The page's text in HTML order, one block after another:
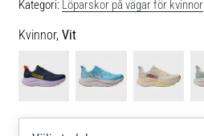
Kategori: Löparskor på vägar för kvinnor
Kvinnor, Vit